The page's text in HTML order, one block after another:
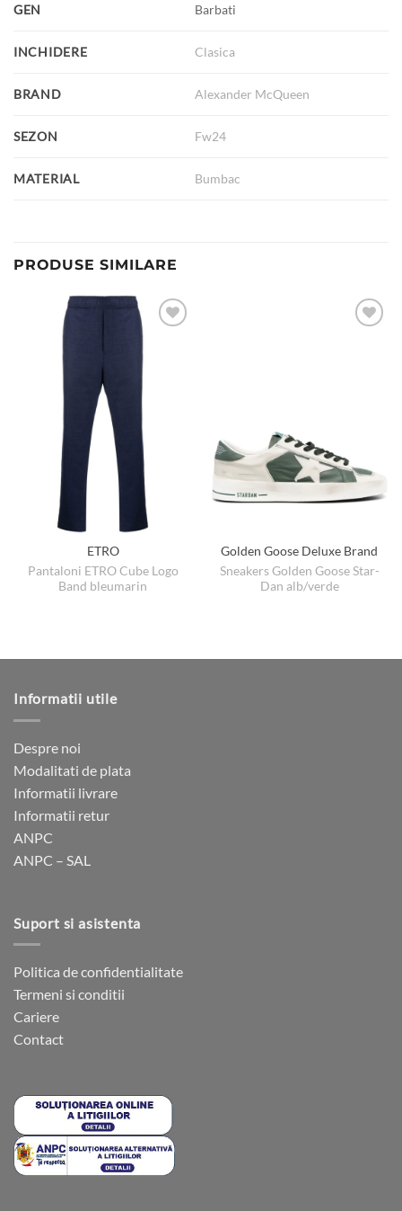
GEN Barbati
INCHIDERE Clasica
BRAND Alexander McQueen
SEZON Fw24
MATERIAL Bumbac
PRODUSE SIMILARE
ETRO
Pantaloni ETRO Cube Logo
Band bleumarin
Golden Goose Deluxe Brand
Sneakers Golden Goose Star-
Dan alb/verde
Informatii utile
Despre noi
Modalitati de plata
Informatii livrare
Informatii retur
ANPC
ANPC – SAL
Suport si asistenta
Politica de confidentialitate
Termeni si conditii
Cariere
Contact